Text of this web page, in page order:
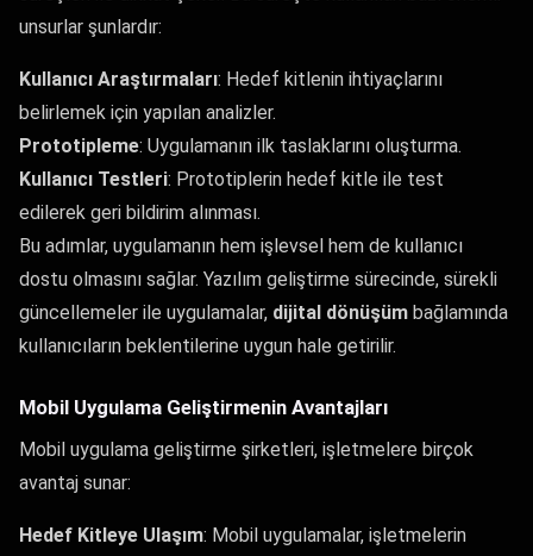
unsurlar şunlardır:
Kullanıcı Araştırmaları: Hedef kitlenin ihtiyaçlarını
belirlemek için yapılan analizler.
Prototipleme: Uygulamanın ilk taslaklarını oluşturma.
Kullanıcı Testleri: Prototiplerin hedef kitle ile test
edilerek geri bildirim alınması.
Bu adımlar, uygulamanın hem işlevsel hem de kullanıcı
dostu olmasını sağlar. Yazılım geliştirme sürecinde, sürekli
güncellemeler ile uygulamalar, dijital dönüşüm bağlamında
kullanıcıların beklentilerine uygun hale getirilir.
Mobil Uygulama Geliştirmenin Avantajları
Mobil uygulama geliştirme şirketleri, işletmelere birçok
avantaj sunar:
Hedef Kitleye Ulaşım: Mobil uygulamalar, işletmelerin